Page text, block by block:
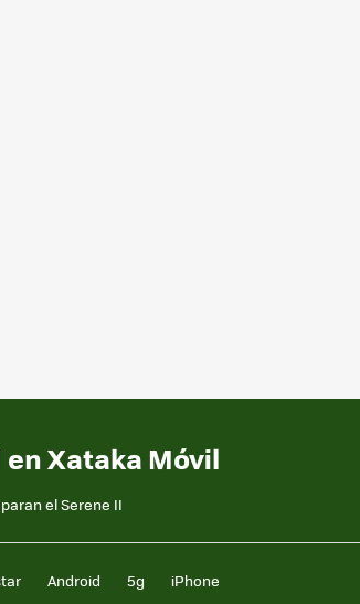
Xataka Móvil
el Serene II
Android 5g iPhone